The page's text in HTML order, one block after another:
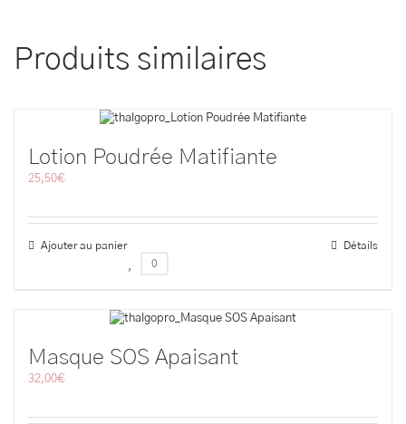
Produits similaires
Lotion Poudrée Matifiante
25,50€
Ajouter au panier
Détails
0
Masque SOS Apaisant
32,00€